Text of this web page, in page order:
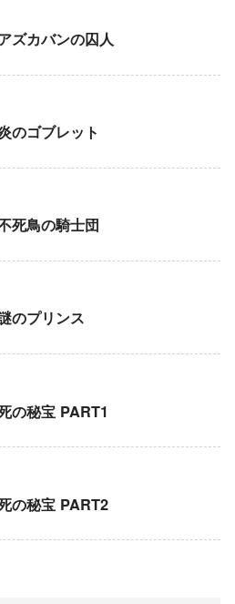
ズカバンの囚人
のゴブレット
死鳥の騎士団
のプリンス
の秘宝 PART1
の秘宝 PART2